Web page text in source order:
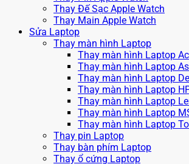
Thay Đế Sạc Apple Watch
Thay Main Apple Watch
Sửa Laptop
Thay màn hình Laptop
Thay màn hình Laptop
Thay màn hình Laptop
Thay màn hình Laptop Dell
Thay màn hình Laptop
Thay màn hình Laptop
Thay màn hình Laptop
Thay màn hình Laptop
Thay pin Laptop
Thay bàn phím Laptop
Thay ổ cứng Laptop